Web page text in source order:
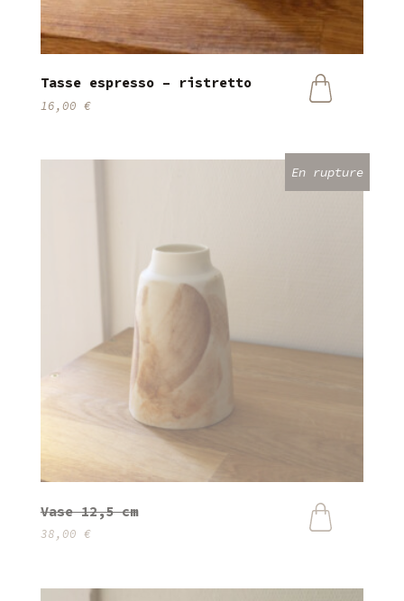
Tasse espresso – ristretto
16,00 €
Vase 12,5 cm
38,00 €